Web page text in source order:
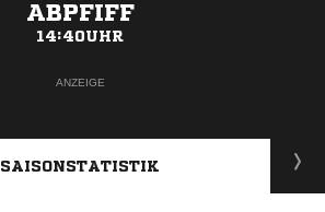
ABPFIFF
14:40UHR
ANZEIGE
SAISONSTATISTIK